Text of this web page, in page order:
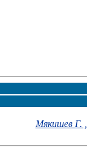
Мякишев Г. ,